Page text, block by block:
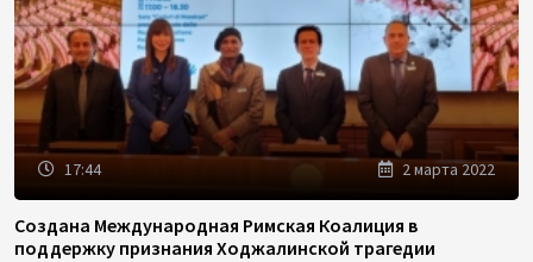
17:44 2 марта 2022
Создана Международная Римская Коалиция в
поддержку признания Ходжалинской трагедии